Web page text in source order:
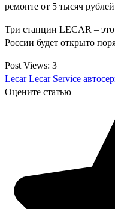
ремонте от 5 тысяч
Три станции LECAR –
России будет открыто
Post Views: 3
Lecar Lecar Service
Оцените статью